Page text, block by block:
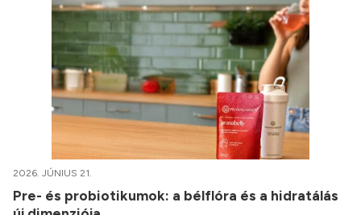
2026. JÚNIUS 21.
Pre- és probiotikumok: a bélflóra és a hidratálás